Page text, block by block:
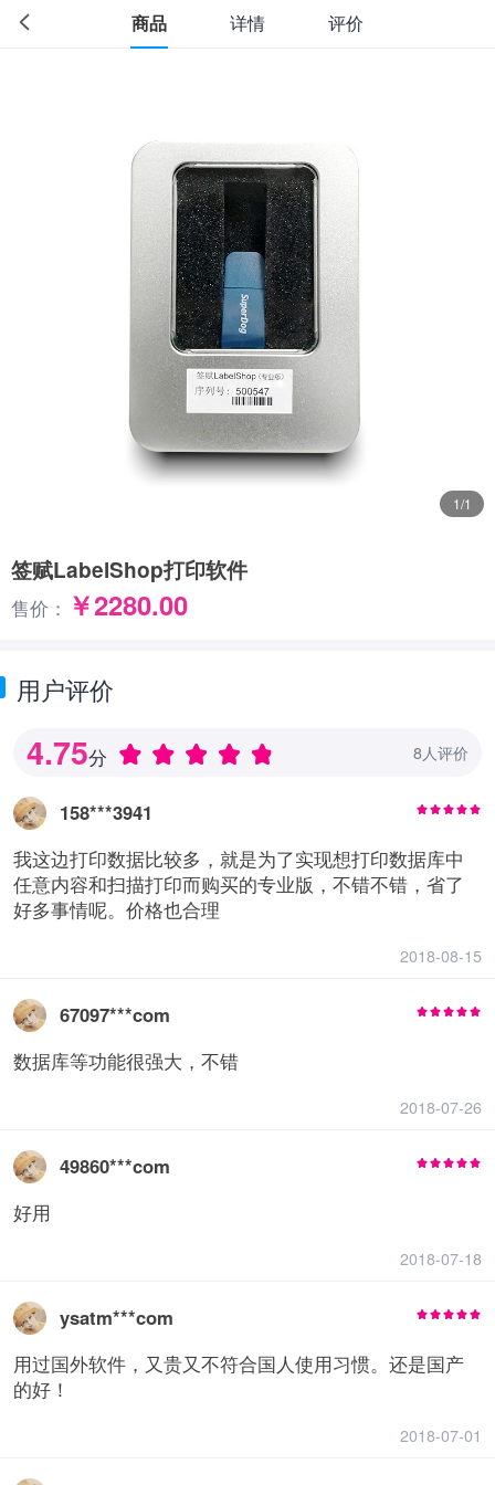
商品 详情 评价
1/1
签赋LabelShop打印软件
售价： ￥2280.00
用户评价
8人评价
4.75分
158***3941
我这边打印数据比较多，就是为了实现想打印数据库中
任意内容和扫描打印而购买的专业版，不错不错，省了
好多事情呢。价格也合理
2018-08-15
67097***com
数据库等功能很强大，不错
2018-07-26
49860***com
好用
2018-07-18
ysatm***com
用过国外软件，又贵又不符合国人使用习惯。还是国产
的好！
2018-07-01